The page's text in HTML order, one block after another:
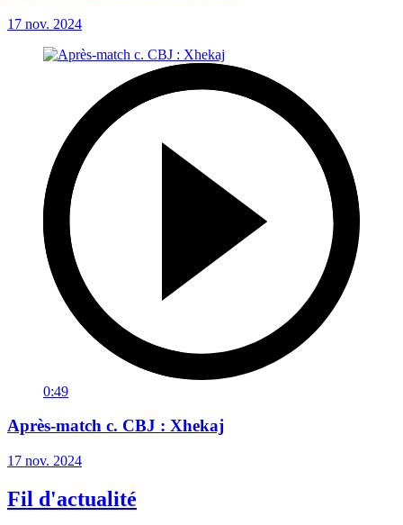
17 nov. 2024
0:49
Après-match c. CBJ : Xhekaj
17 nov. 2024
Fil d'actualité